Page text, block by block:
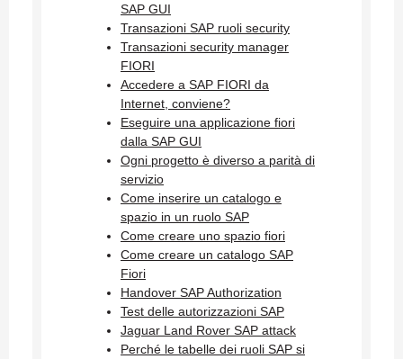
SAP GUI
Transazioni SAP ruoli security
Transazioni security manager
FIORI
Accedere a SAP FIORI da
Internet, conviene?
Eseguire una applicazione fiori
dalla SAP GUI
Ogni progetto è diverso a parità di
servizio
Come inserire un catalogo e
spazio in un ruolo SAP
Come creare uno spazio fiori
Come creare un catalogo SAP
Fiori
Handover SAP Authorization
Test delle autorizzazioni SAP
Jaguar Land Rover SAP attack
Perché le tabelle dei ruoli SAP si